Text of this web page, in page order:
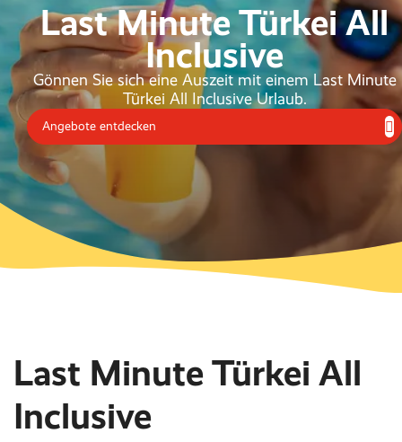
Last Minute Türkei All
Inclusive
Gönnen Sie sich eine Auszeit mit einem Last Minute
Türkei All Inclusive Urlaub.
Angebote entdecken
Last Minute Türkei All
Inclusive